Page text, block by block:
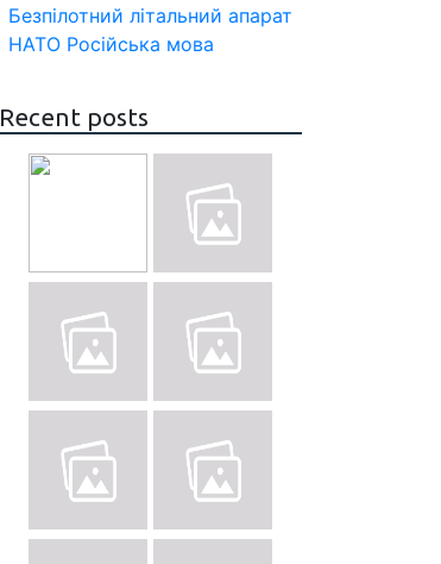
Безпілотний літальний апарат
НАТО Російська мова
Recent posts